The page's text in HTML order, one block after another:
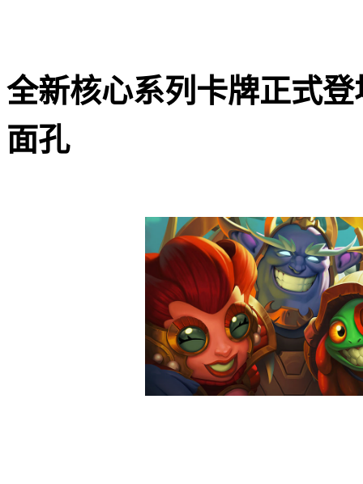
全新核心系列卡牌正式
面孔